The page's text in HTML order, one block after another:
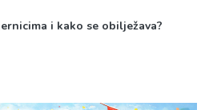
i kako se obilježava?